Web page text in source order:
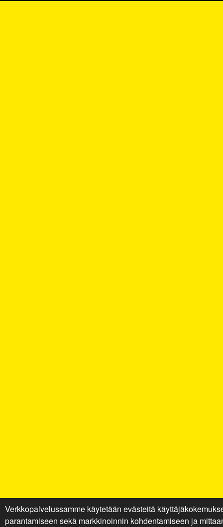
Verkkopalvelussamme käytetään evästeitä
parantamiseen sekä markkinoinnin kohdentamiseen ja